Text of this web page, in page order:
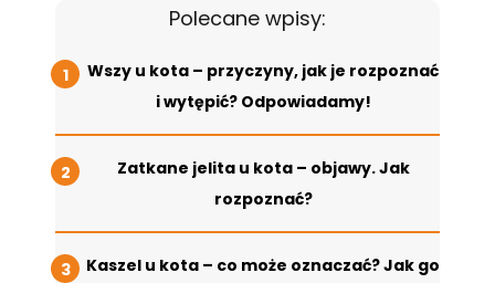
Polecane wpisy:
Wszy u kota – przyczyny, jak je rozpoznać
i wytępić? Odpowiadamy!
Zatkane jelita u kota – objawy. Jak
rozpoznać?
Kaszel u kota – co może oznaczać? Jak go